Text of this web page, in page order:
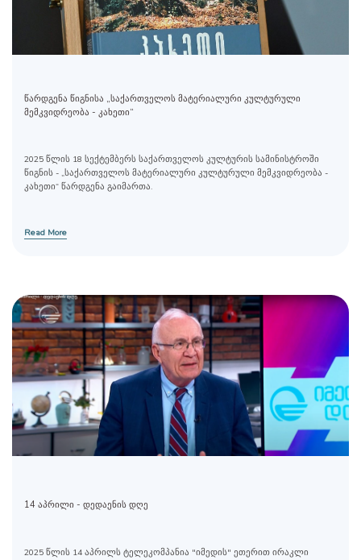
წარდგენა წიგნისა „საქართველოს მატერიალური კულტურული
მემკვიდრეობა - კახეთი“
2025 წლის 18 სექტემბერს საქართველოს კულტურის სამინისტროში
წიგნის - „საქართველოს მატერიალური კულტურული მემკვიდრეობა -
კახეთი“ წარდგენა გაიმართა.
Read More
14 აპრილი - დედაენის დღე
2025 წლის 14 აპრილს ტელეკომპანია "იმედის" ეთერით ირაკლი